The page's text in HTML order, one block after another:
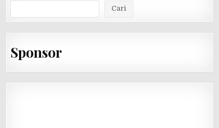
Cari
Sponsor